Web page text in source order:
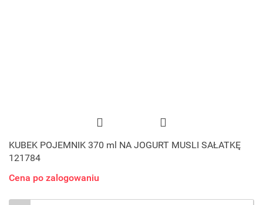
KUBEK POJEMNIK 370 ml NA JOGURT MUSLI SAŁATKĘ
121784
Cena po zalogowaniu